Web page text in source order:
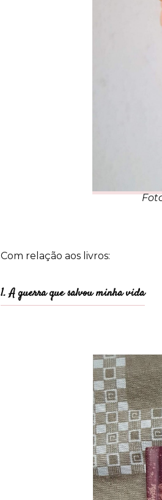
Com relação aos livros:
1. A guerra que salvou minha vida